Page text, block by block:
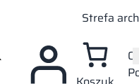
Strefa